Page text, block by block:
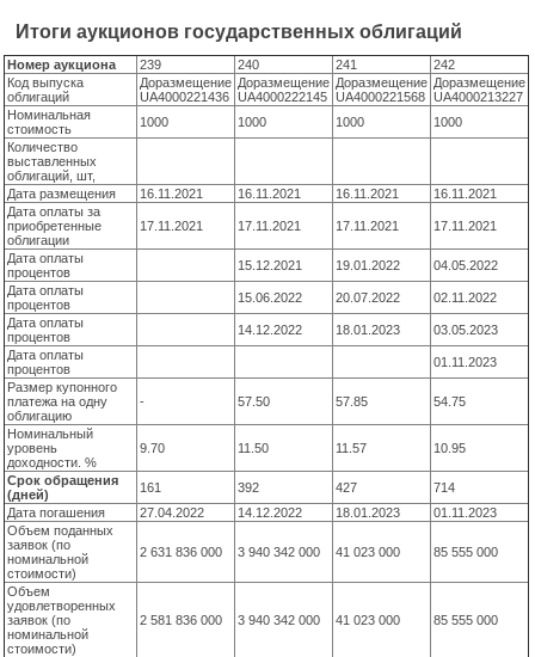
Итоги аукционов государственных облигаций
Номер аукциона 239 240 241
242
Код выпуска
облигаций
Доразмещение
UA4000221436
Доразмещение
UA4000222145
Доразмещение
UA4000221568
Доразмещение
UA4000213227
Номинальная
стоимость
1000 1000 1000
1000
Количество
выставленных
облигаций, шт,
Дата размещения
16.11.2021 16.11.2021 16.11.2021
16.11.2021
Дата оплаты за
приобретенные
облигации
17.11.2021 17.11.2021 17.11.2021 17.11.2021
Дата оплаты
процентов
15.12.2021 19.01.2022
04.05.2022
Дата оплаты
процентов
15.06.2022 20.07.2022
02.11.2022
Дата оплаты
процентов
14.12.2022 18.01.2023
03.05.2023
Дата оплаты
процентов
01.11.2023
Размер купонного
платежа на одну
облигацию
- 57.50 57.85 54.75
Номинальный
уровень
доходности. %
9.70 11.50 11.57 10.95
Срок обращения
(дней)
161 392 427
714
Дата погашения
27.04.2022 14.12.2022 18.01.2023
01.11.2023
Объем поданных
заявок (по
номинальной
стоимости)
2 631 836 000 3 940 342 000 41 023 000 85 555 000
Объем
удовлетворенных
заявок (по
номинальной
стоимости)
2 581 836 000 3 940 342 000 41 023 000 85 555 000